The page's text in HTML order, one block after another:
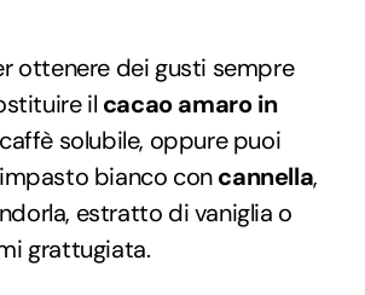
ottenere dei gusti sempre
il cacao amaro in
solubile, oppure puoi
bianco concannella,
estratto di vaniglia o
grattugiata.